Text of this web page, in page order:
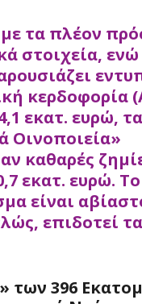
τα πλέον
στοιχεία, ενώ
κερδοφορία
εκατ. ευρώ, τα
Οινοποιεία»
καθαρές
εκατ. ευρώ. Το
είναι
επιδοτεί τα
των 396